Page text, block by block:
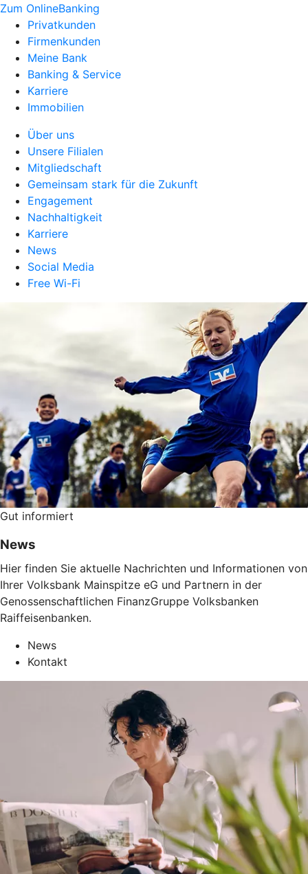
Zum OnlineBanking
Privatkunden
Firmenkunden
Meine Bank
Banking & Service
Karriere
Immobilien
Über uns
Unsere Filialen
Mitgliedschaft
Gemeinsam stark für die Zukunft
Engagement
Nachhaltigkeit
Karriere
News
Social Media
Free Wi-Fi
Gut informiert
News
Hier finden Sie aktuelle Nachrichten und Informationen von
Ihrer Volksbank Mainspitze eG und Partnern in der
Genossenschaftlichen FinanzGruppe Volksbanken
Raiffeisenbanken.
News
Kontakt